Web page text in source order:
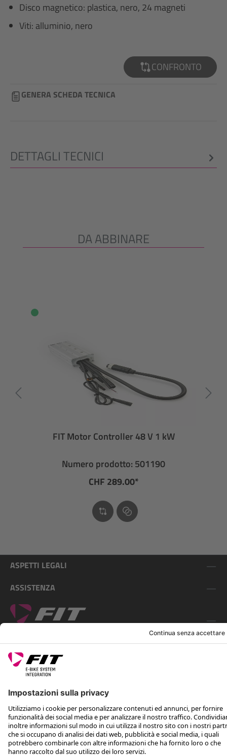
Disco magnetico: plastica, nero, 24 magneti
Viti: alluminio, nero
CONFRONTO
GENERA SCHEDA TECNICA
DETTAGLI TECNICI
Salta la galleria dei prodotti
DA ABBINARE
FIT Motor Controller 48 V 1 kW
Numero prodotto: 501190
CHF 289.00*
ASPETTI LEGALI
ASSISTENZA
*Prezzo al dettaglio consigliato IVA inclusa più spese di spedizione e TSA
Rotax Bike Technology AG © 2025